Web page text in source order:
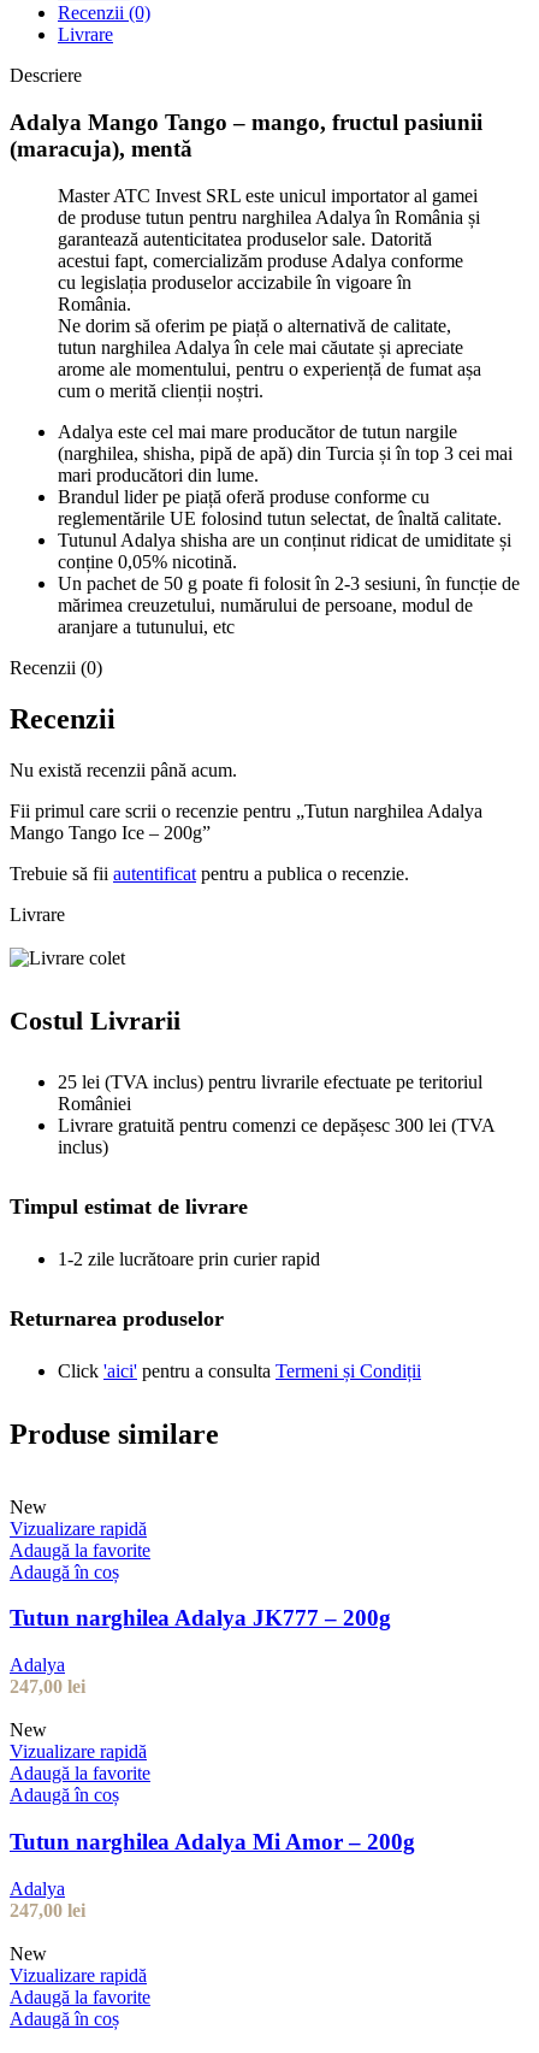
Recenzii (0)
Livrare
Descriere
Adalya Mango Tango – mango, fructul pasiunii
(maracuja), mentă
Master ATC Invest SRL este unicul importator al gamei
de produse tutun pentru narghilea Adalya în România și
garantează autenticitatea produselor sale. Datorită
acestui fapt, comercializăm produse Adalya conforme
cu legislația produselor accizabile în vigoare în
România.
Ne dorim să oferim pe piață o alternativă de calitate,
tutun narghilea Adalya în cele mai căutate și apreciate
arome ale momentului, pentru o experiență de fumat așa
cum o merită clienții noștri.
Adalya este cel mai mare producător de tutun nargile
(narghilea, shisha, pipă de apă) din Turcia și în top 3 cei mai
mari producători din lume.
Brandul lider pe piață oferă produse conforme cu
reglementările UE folosind tutun selectat, de înaltă calitate.
Tutunul Adalya shisha are un conținut ridicat de umiditate și
conține 0,05% nicotină.
Un pachet de 50 g poate fi folosit în 2-3 sesiuni, în funcție de
mărimea creuzetului, numărului de persoane, modul de
aranjare a tutunului, etc
Recenzii (0)
Recenzii
Nu există recenzii până acum.
Fii primul care scrii o recenzie pentru „Tutun narghilea Adalya
Mango Tango Ice – 200g”
Trebuie să fii autentificat pentru a publica o recenzie.
Livrare
Costul Livrarii
25 lei (TVA inclus) pentru livrarile efectuate pe teritoriul
României
Livrare gratuită pentru comenzi ce depășesc 300 lei (TVA
inclus)
Timpul estimat de livrare
1-2 zile lucrătoare prin curier rapid
Returnarea produselor
Click 'aici' pentru a consulta Termeni și Condiții
Produse similare
New
Vizualizare rapidă
Adaugă la favorite
Adaugă în coș
Tutun narghilea Adalya JK777 – 200g
Adalya
247,00 lei
New
Vizualizare rapidă
Adaugă la favorite
Adaugă în coș
Tutun narghilea Adalya Mi Amor – 200g
Adalya
247,00 lei
New
Vizualizare rapidă
Adaugă la favorite
Adaugă în coș